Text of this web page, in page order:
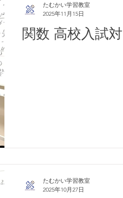
関数 高校入試
たむかい学習教室
2025年11月15日
たむかい学習教室
2025年10月27日